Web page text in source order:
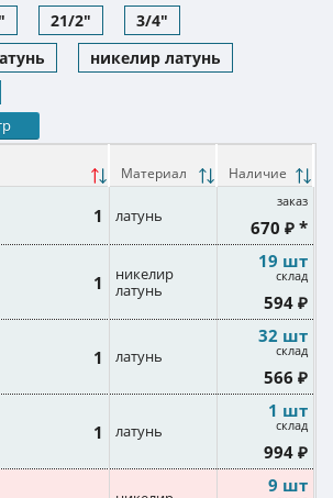
21/2" 3/4"
никелир латунь
Материал Наличие
1 латунь
заказ
670 ₽ *
1
никелир
латунь
19 шт
склад
594 ₽
1 латунь
32 шт
склад
566 ₽
1 латунь
1 шт
склад
994 ₽
9 шт